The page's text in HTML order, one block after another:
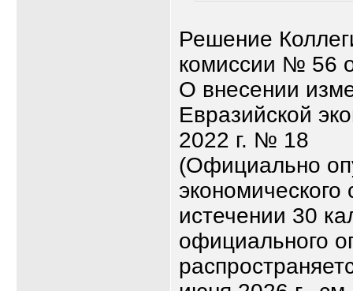
Решение
комиссии № 56
О внесении
Евразийской
2022 г. № 18
(Официально
истечении 30
официального